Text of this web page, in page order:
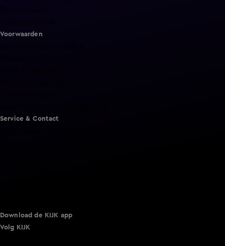
Voorwaarden
Service & Contact
Download de KIJK app
Volg KIJK